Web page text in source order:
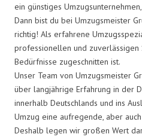
ein günstiges
Dann bist du bei Umzugsmeister
richtig! Als erfahrene
professionellen und
Bedürfnisse zugeschnitten ist.
Unser Team von Umzugsmeister
über langjährige Erfahrung in der
innerhalb Deutschlands und ins
Umzug eine aufregende, aber
Deshalb legen wir großen Wert